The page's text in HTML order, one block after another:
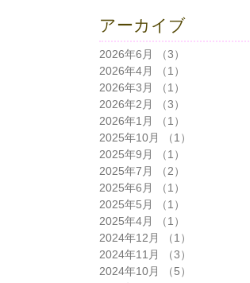
アーカイブ
2026年6月 （3）
2026年4月
（1）
2026年3月
（1）
2026年2月
（3）
2026年1月
（1）
2025年10月
（1）
2025年9月
（1）
2025年7月
（2）
2025年6月
（1）
2025年5月
（1）
2025年4月
（1）
2024年12月
（1）
2024年11月
（3）
2024年10月
（5）